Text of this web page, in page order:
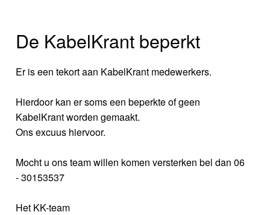
De KabelKrant beperkt
Er is een tekort aan KabelKrant medewerkers.
Hierdoor kan er soms een beperkte of geen
KabelKrant worden gemaakt.
Ons excuus hiervoor.
Mocht u ons team willen komen versterken bel dan 06
- 30153537
Het KK-team